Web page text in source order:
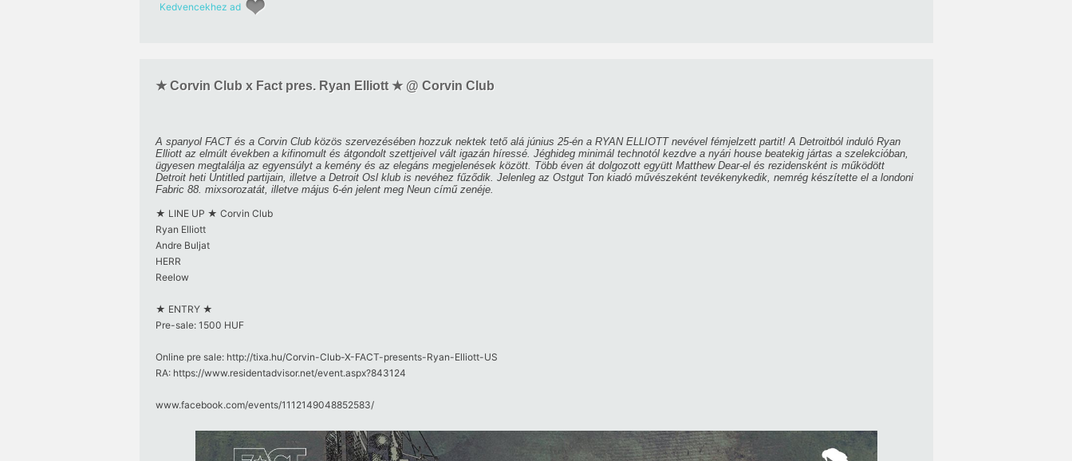
Kedvencekhez ad
★ Corvin Club x Fact pres. Ryan Elliott ★ @ Corvin Club
A spanyol FACT és a Corvin Club közös szervezésében hozzuk nektek tető alá június 25-én a RYAN ELLIOTT nevével fémjelzett partit! A Detroitból induló Ryan
Elliott az elmúlt években a kifinomult és átgondolt szettjeivel vált igazán híressé. Jéghideg minimál technotól kezdve a nyári house beatekig jártas a szelekcióban,
ügyesen megtalálja az egyensúlyt a kemény és az elegáns megjelenések között. Több éven át dolgozott együtt Matthew Dear-el és rezidensként is működött
Detroit heti Untitled partijain, illetve a Detroit Osl klub is nevéhez fűződik. Jelenleg az Ostgut Ton kiadó művészeként tevékenykedik, nemrég készítette el a londoni
Fabric 88. mixsorozatát, illetve május 6-én jelent meg Neun című zenéje.
★ LINE UP ★ Corvin Club
Ryan Elliott
Andre Buljat
HERR
Reelow
★ ENTRY ★
Pre-sale: 1500 HUF
Online pre sale: http://tixa.hu/Corvin-Club-X-FACT-presents-Ryan-Elliott-US
RA: https://www.residentadvisor.net/event.aspx?843124
www.facebook.com/​events/​1112149048852583/​